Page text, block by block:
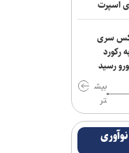
کشتی
گروهی
میدان
و بهتر که
اسپرت
سری
رکورد
بیش
تر